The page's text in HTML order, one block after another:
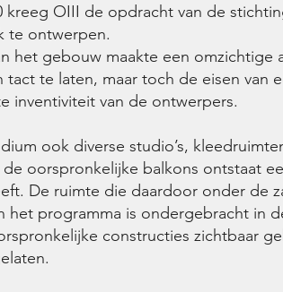
kreeg OIII de opdracht van de
te ontwerpen.
het gebouw maakte een omzichtige
te laten, maar toch de eisen van
inventiviteit van de ontwerpers.
ook diverse studio’s,
oorspronkelijke balkons ontstaat
De ruimte die daardoor onder de
het programma is ondergebracht in
constructies zichtbaar